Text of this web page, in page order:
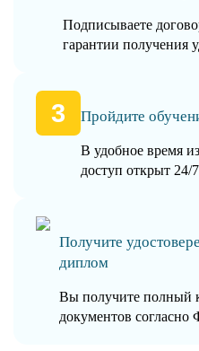
Подписываете
гарантии получения
Пройдите
В удобное время
доступ открыт 24/7
Получите
диплом
Вы получите полный
документов